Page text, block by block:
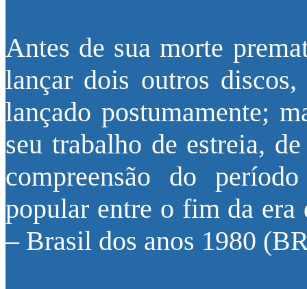
Antes de sua morte
lançar dois outros
lançado postumamente;
seu trabalho de estreia,
compreensão do
popular entre o fim da
– Brasil dos anos 1980